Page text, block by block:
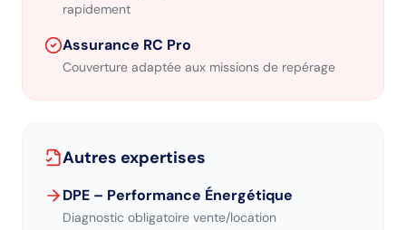
rapidement
Assurance RC Pro
Couverture adaptée aux missions de repérage
Autres expertises
DPE – Performance Énergétique
Diagnostic obligatoire vente/location